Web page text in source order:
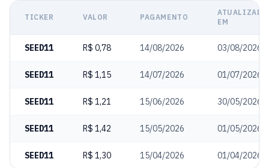
TICKER VALOR PAGAMENTO
ATUALIZADO
EM
SEED11 R$ 0,78 14/08/2026 03/08/2026
SEED11 R$ 1,15 14/07/2026 01/07/2026
SEED11 R$ 1,21 15/06/2026 30/05/2026
SEED11 R$ 1,42 15/05/2026 01/05/2026
SEED11 R$ 1,30 15/04/2026 01/04/2026